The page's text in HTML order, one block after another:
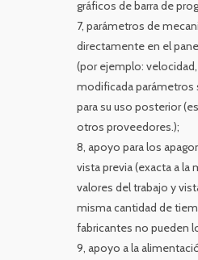
gráficos de barra de
7, parámetros de
directamente en el
(por ejemplo:
modificada parámetros
para su uso posterior
otros proveedores.);
8, apoyo para los
vista previa (exacta a la
valores del trabajo y
misma cantidad de
fabricantes no pueden
9, apoyo a la